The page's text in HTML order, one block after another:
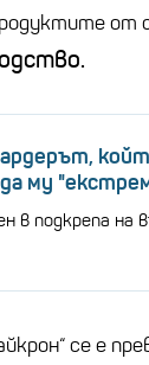
от
му
в подкрепа на
се е